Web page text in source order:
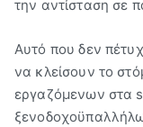
την αντίσταση σε
Αυτό που δεν
να κλείσουν το
εργαζόμενων στα